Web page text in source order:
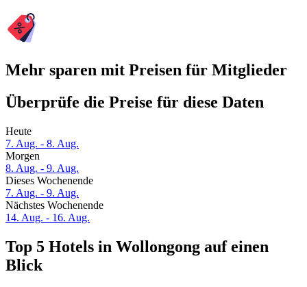
Mehr sparen mit Preisen für Mitglieder
Überprüfe die Preise für diese Daten
Heute
7. Aug. - 8. Aug.
Morgen
8. Aug. - 9. Aug.
Dieses Wochenende
7. Aug. - 9. Aug.
Nächstes Wochenende
14. Aug. - 16. Aug.
Top 5 Hotels in Wollongong auf einen
Blick